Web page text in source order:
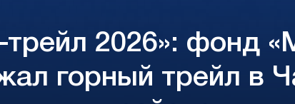
2026»: фонд
горный трейл в